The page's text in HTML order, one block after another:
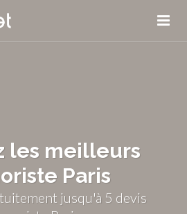
les meilleurs
Paris
jusqu'à 5 devis